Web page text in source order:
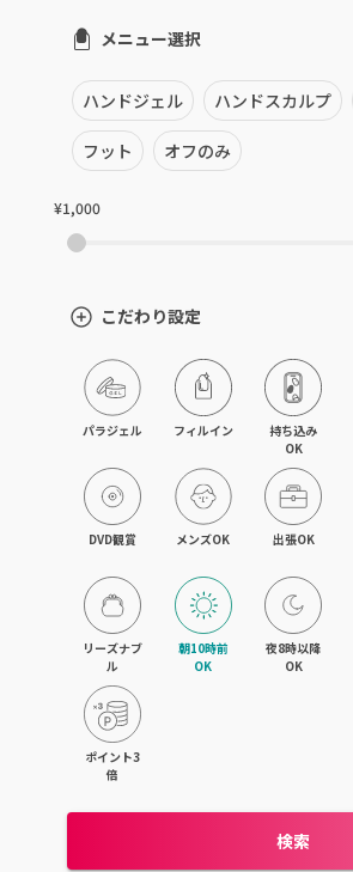
銀座・新橋・有楽町
恵比寿・代官山・中目黒
自由が丘・学芸大学
下北沢・代々木上原
目黒・戸越・武蔵小山
北千住・町屋・亀有
錦糸町・小岩・青砥
吉祥寺・荻窪・三鷹
立川・国立・国分寺
八王子・日野・昭島
日暮里・駒込・千駄木
メニュー選択
ハンドジェル ハンドスカルプ
フット オフのみ
¥1,000
こだわり設定
パラジェル フィルイン
持ち込み
OK
DVD観賞 メンズOK 出張OK
リーズナブ
ル
朝10時前
OK
夜8時以降
OK
ポイント3
倍
検索